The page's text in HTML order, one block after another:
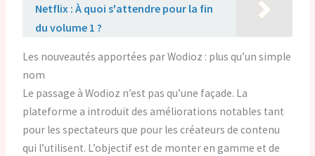
Netflix : À quoi s'attendre pour la fin
du volume 1 ?
Les nouveautés apportées par Wodioz : plus qu’un simple
nom
Le passage à Wodioz n’est pas qu’une façade. La
plateforme a introduit des améliorations notables tant
pour les spectateurs que pour les créateurs de contenu
qui l’utilisent. L’objectif est de monter en gamme et de